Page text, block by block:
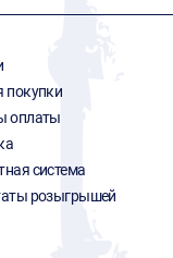
покупки
оплаты
система
розыгрышей